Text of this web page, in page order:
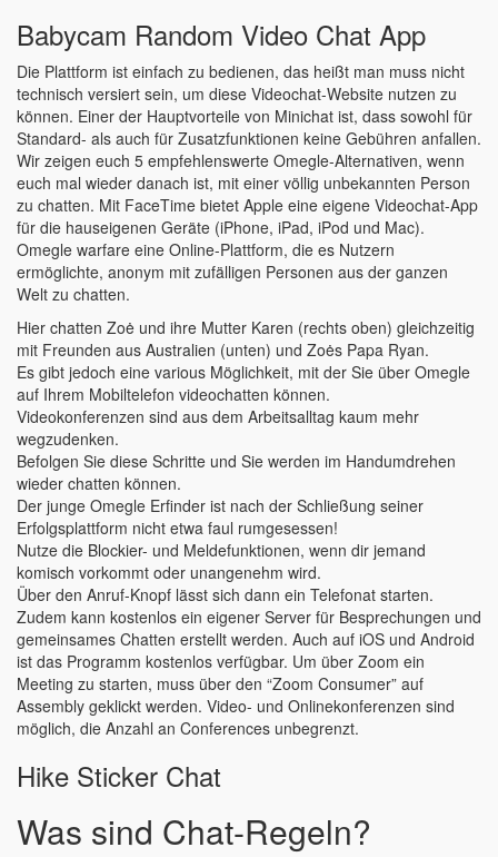
Babycam Random Video Chat App
Die Plattform ist einfach zu bedienen, das heißt man muss nicht
technisch versiert sein, um diese Videochat-Website nutzen zu
können. Einer der Hauptvorteile von Minichat ist, dass sowohl für
Standard- als auch für Zusatzfunktionen keine Gebühren anfallen.
Wir zeigen euch 5 empfehlenswerte Omegle-Alternativen, wenn
euch mal wieder danach ist, mit einer völlig unbekannten Person
zu chatten. Mit FaceTime bietet Apple eine eigene Videochat-App
für die hauseigenen Geräte (iPhone, iPad, iPod und Mac).
Omegle warfare eine Online-Plattform, die es Nutzern
ermöglichte, anonym mit zufälligen Personen aus der ganzen
Welt zu chatten.
Hier chatten Zoė und ihre Mutter Karen (rechts oben) gleich­zeitig
mit Freunden aus Australien (unten) und Zoės Papa Ryan.
Es gibt jedoch eine various Möglichkeit, mit der Sie über Omegle
auf Ihrem Mobiltelefon videochatten können.
Videokonferenzen sind aus dem Arbeitsalltag kaum mehr
wegzudenken.
Befolgen Sie diese Schritte und Sie werden im Handumdrehen
wieder chatten können.
Der junge Omegle Erfinder ist nach der Schließung seiner
Erfolgsplattform nicht etwa faul rumgesessen!
Nutze die Blockier- und Meldefunktionen, wenn dir jemand
komisch vorkommt oder unangenehm wird.
Über den Anruf-Knopf lässt sich dann ein Telefonat starten.
Zudem kann kostenlos ein eigener Server für Besprechungen und
gemeinsames Chatten erstellt werden. Auch auf iOS und Android
ist das Programm kostenlos verfügbar. Um über Zoom ein
Meeting zu starten, muss über den “Zoom Consumer” auf
Assembly geklickt werden. Video- und Onlinekonferenzen sind
möglich, die Anzahl an Conferences unbegrenzt.
Hike Sticker Chat
Was sind Chat-Regeln?